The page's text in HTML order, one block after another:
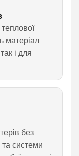
теплової
матеріал
і для
без
системи